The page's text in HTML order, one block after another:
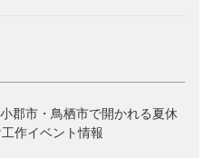
郡市・鳥栖市で開かれる夏休
作イベント情報